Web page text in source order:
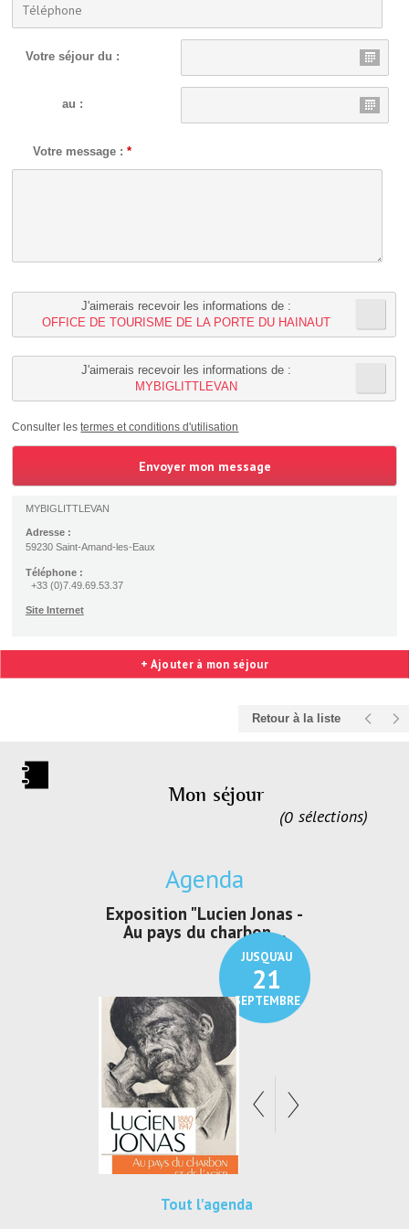
Votre séjour du :
au :
Votre message : *
J'aimerais recevoir les informations de :
OFFICE DE TOURISME DE LA PORTE DU HAINAUT
J'aimerais recevoir les informations de :
MYBIGLITTLEVAN
Consulter lestermes et conditions d'utilisation
MYBIGLITTLEVAN
Adresse :
59230 Saint-Amand-les-Eaux
Téléphone :
+33 (0)7.49.69.53.37
Site Internet
+ Ajouter à mon séjour
Retour à la liste
Mon séjour
sélections
0
Agenda
JUSQU'AU
21
SEPTEMBRE
Exposition "Lucien Jonas -
Au pays du charbon ...
Tout l'agenda